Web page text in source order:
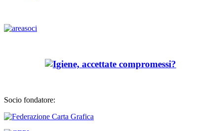
Socio fondatore: